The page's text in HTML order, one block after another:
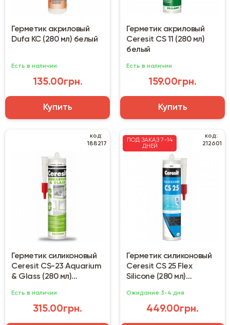
Герметик акриловый
Dufa КС (280 мл) белый
Есть в наличии
135.00грн.
Купить
Герметик акриловый
Ceresit CS 11 (280 мл)
белый
Есть в наличии
159.00грн.
Купить
код:
188217
Герметик силиконовый
Ceresit CS-23 Aquarium
& Glass (280 мл)
Есть в наличии
315.00грн.
ПОД ЗАКАЗ 7-14
ДНЕЙ
код:
212601
Герметик силиконовый
Ceresit CS 25 Flex
Silicone (280 мл)
Ожидание 3-4 дня
449.00грн.